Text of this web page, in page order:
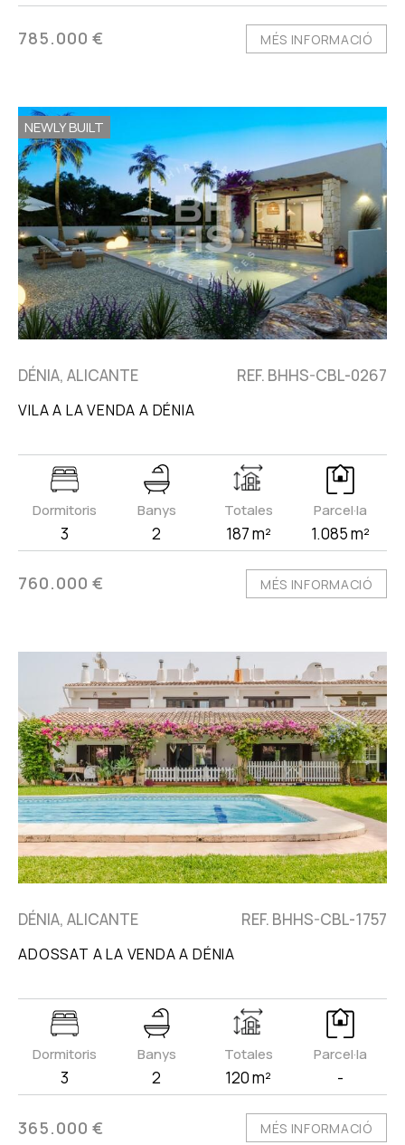
785.000 € MÉS INFORMACIÓ
NEWLY BUILT
DÉNIA, ALICANTE REF. BHHS-CBL-0267
VILA A LA VENDA A DÉNIA
Dormitoris
3
Banys
2
Totales
187 m²
Parcel·la
1.085 m²
760.000 € MÉS INFORMACIÓ
DÉNIA, ALICANTE REF. BHHS-CBL-1757
ADOSSAT A LA VENDA A DÉNIA
Dormitoris
3
Banys
2
Totales
120 m²
Parcel·la
-
365.000 € MÉS INFORMACIÓ